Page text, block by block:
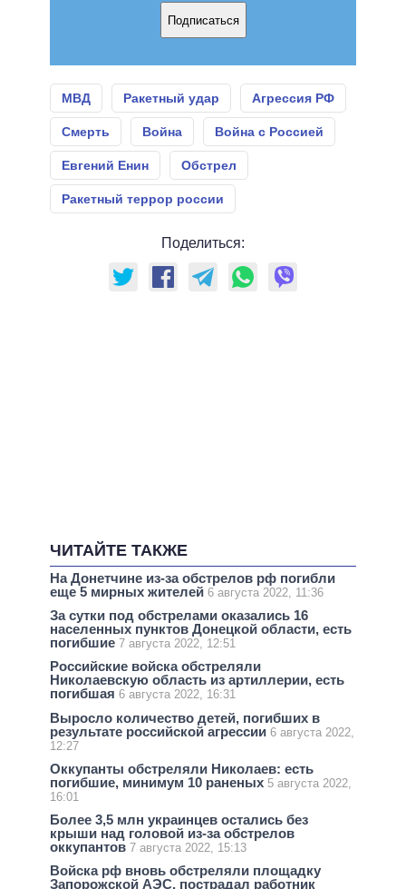
Подписаться
МВД Ракетный удар Агрессия РФ
Смерть Война Война с Россией
Евгений Енин Обстрел
Ракетный террор россии
Поделиться:
ЧИТАЙТЕ ТАКЖЕ
На Донетчине из-за обстрелов рф погибли
еще 5 мирных жителей 6 августа 2022, 11:36
За сутки под обстрелами оказались 16
населенных пунктов Донецкой области, есть
погибшие 7 августа 2022, 12:51
Российские войска обстреляли
Николаевскую область из артиллерии, есть
погибшая 6 августа 2022, 16:31
Выросло количество детей, погибших в
результате российской агрессии 6 августа 2022,
12:27
Оккупанты обстреляли Николаев: есть
погибшие, минимум 10 раненых 5 августа 2022,
16:01
Более 3,5 млн украинцев остались без
крыши над головой из-за обстрелов
оккупантов 7 августа 2022, 15:13
Войска рф вновь обстреляли площадку
Запорожской АЭС, пострадал работник